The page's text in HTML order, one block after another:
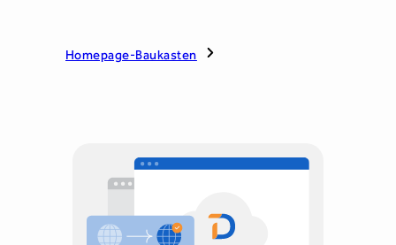
Homepage-Baukasten